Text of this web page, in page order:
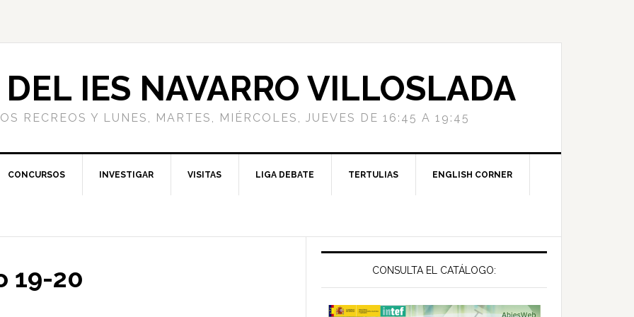
IES NAVARRO VILLOSLADA
RECREOS Y LUNES, MARTES, MIÉRCOLES, JUEVES DE 16:45 A 19:45
CONCURSOS INVESTIGAR VISITAS LIGA DEBATE TERTULIAS ENGLISH CORNER
19-20
Primary
SidebarCONSULTA EL CATÁLOGO: